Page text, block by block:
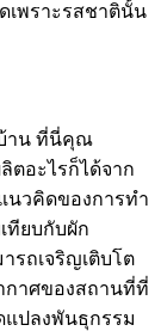
เพราะรสชาตินั้น
าน ที่นี่คุณ
ตอะไรก็ได้จาก
นวคิดของการทำ
ทียบกับผัก
ถเจริญเติบโต
กาศของสถานที่ที่
แปลงพันธุกรรม